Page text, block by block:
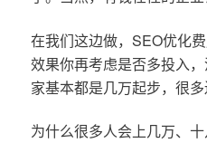
在我们这边做，SEO优化
效果你再考虑是否多投入
家基本都是几万起步，很多
为什么很多人会上几万、